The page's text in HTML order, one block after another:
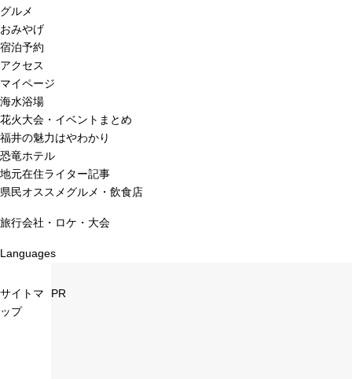
グルメ
おみやげ
宿泊予約
アクセス
マイページ
海水浴場
花火大会・イベントまとめ
福井の魅力はやわかり
恐竜ホテル
地元在住ライター記事
県民オススメグルメ・飲食店
旅行会社・ロケ・大会
Languages
サイトマ
ップ
PR